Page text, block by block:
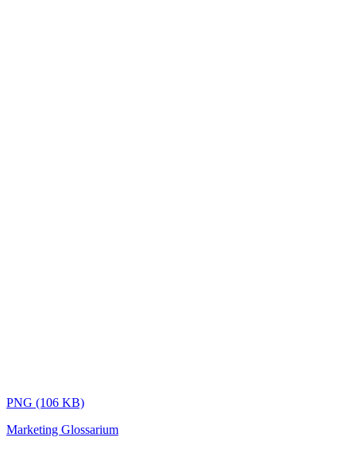
PNG (106 KB)
Marketing Glossarium